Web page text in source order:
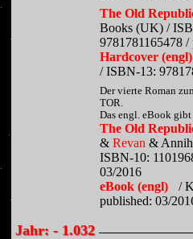
The Old
Books (UK) /
9781781165478
Hardcover (engl)
/ ISBN-13:
Der vierte Roman
TOR.
Das engl. eBook
The Old
&Revan &
ISBN-10:
03/2016
eBook (engl)
/
published: 03/
Jahr: - 1.032